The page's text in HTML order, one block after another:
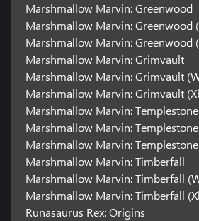
Marshmallow Marvin: Greenwood
Marshmallow Marvin: Greenwood
Marshmallow Marvin: Greenwood
Marshmallow Marvin: Grimvault
Marshmallow Marvin: Grimvault
Marshmallow Marvin: Grimvault
Marshmallow Marvin: Templestone
Marshmallow Marvin:
Marshmallow Marvin:
Marshmallow Marvin: Timberfall
Marshmallow Marvin: Timberfall
Marshmallow Marvin: Timberfall
Runasaurus Rex: Origins